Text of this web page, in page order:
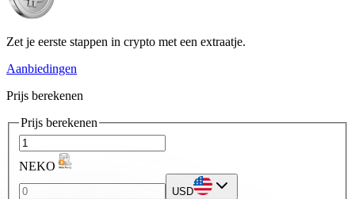
Zet je eerste stappen in crypto met een extraatje.
Aanbiedingen
Prijs berekenen
Prijs berekenen
NEKO
USD